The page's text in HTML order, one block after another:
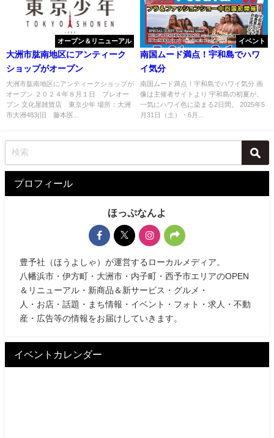
オープン＆リニューアル
大洲市肱南地区にアンティーク
ショップがオープン
大洲市肱南地区にアンティークショップが
オープン ２０２４年８月１日 プレオー
プン 文化屋雑貨店 東京少年 場所：大洲
市大洲483(旧 藤本医...
イベント
南国ムード満点！宇和島でハワ
イ気分
南国ムード満点！宇和島でハワイ気分 画
像は主催者サイトより 宇和島の初夏が、
一気にハワイ色に染まる2日間。 2025年5
月31日（土）・6月...
プロフィール
ほっぷなんよ
豊予社（ほうよしゃ）が運営するローカルメディア。
八幡浜市・伊方町・大洲市・内子町・西予市エリアのOPEN
＆リニューアル・新商品＆新サービス・グルメ・
人・お店・話題・まち情報・イベント・フォト・求人・不動
産・広告等の情報をお届けしていきます。
イベントカレンダー